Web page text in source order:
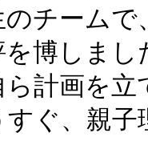
のチーム
を博しま
ら計画を立
すぐ、親子